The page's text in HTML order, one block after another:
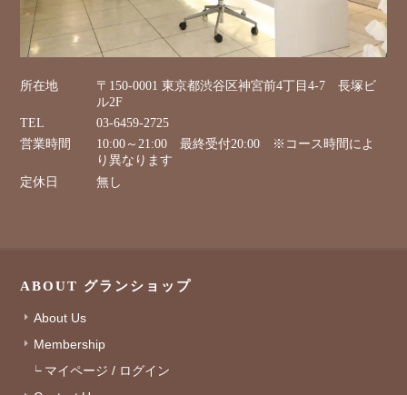
所在地
〒150-0001 東京都渋谷区神宮前4丁目4-7 長塚ビ
ル2F
TEL
03-6459-2725
営業時間
10:00～21:00 最終受付20:00 ※コース時間によ
り異なります
定休日
無し
ABOUT グランショップ
About Us
Membership
マイページ / ログイン